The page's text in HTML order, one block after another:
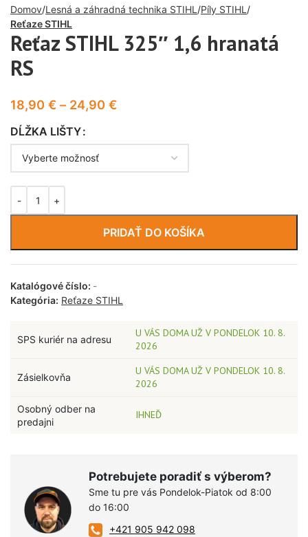
Domov Lesná a záhradná technika STIHL Píly STIHL
Reťaze STIHL
Reťaz STIHL 325″ 1,6 hranatá
RS
18,90 € – 24,90 €
DĹŽKA LIŠTY
PRIDAŤ DO KOŠÍKA
Katalógové číslo: -
Kategória: Reťaze STIHL
SPS kuriér na adresu
U VÁS DOMA UŽ V PONDELOK 10. 8.
2026
Zásielkovňa
U VÁS DOMA UŽ V PONDELOK 10. 8.
2026
Osobný odber na
predajni
IHNEĎ
Potrebujete poradiť s výberom?
Sme tu pre vás Pondelok-Piatok od 8:00
do 16:00
+421 905 942 098